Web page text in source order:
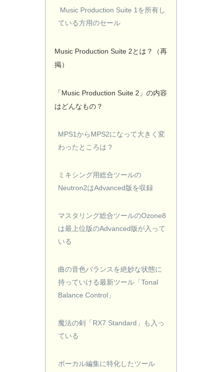
Music Production Suite 1を所有し
ている方用のセール
Music Production Suite 2とは？（再
掲）
「Music Production Suite 2」の内容
はどんなもの？
MPS1からMPS2になって大きく変
わったところは？
ミキシング用総合ツールの
Neutron2はAdvanced版を収録
マスタリング総合ツールのOzone8
は最上位版のAdvanced版が入って
いる
曲の音色バランスを絶妙な状態に
持っていける最新ツール「Tonal
Balance Control」
魔法の剣「RX7 Standard」も入っ
ている
ボーカル編集に特化したツール